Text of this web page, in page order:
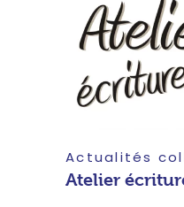
Actualités
Atelier